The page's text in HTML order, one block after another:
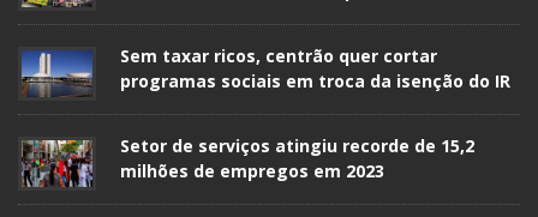
Sem taxar ricos, centrão quer cortar
programas sociais em troca da isenção do IR
Setor de serviços atingiu recorde de 15,2
milhões de empregos em 2023